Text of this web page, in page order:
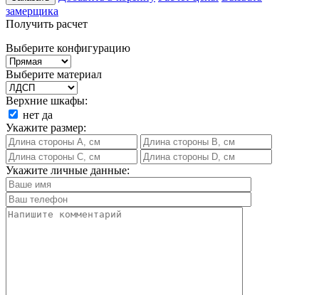
замерщика
Получить расчет
Выберите конфигурацию
Выберите материал
Верхние шкафы:
нет да
Укажите размер:
Укажите личные данные: